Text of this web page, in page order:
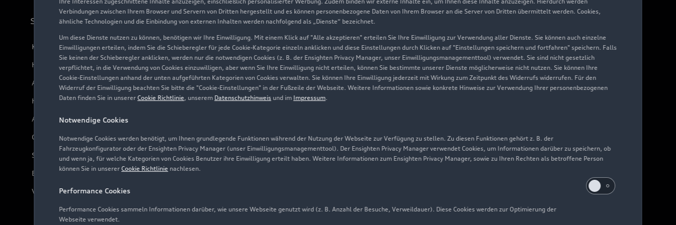
Verbindungen zwischen Ihrem Browser und Servern von Dritten hergestellt und es können personenbezogene Daten von Ihrem Browser an die Server von Dritten übermittelt werden. Cookies,
ähnliche Technologien und die Einbindung von externen Inhalten werden nachfolgend als „Dienste“ bezeichnet.
Um diese Dienste nutzen zu können, benötigen wir Ihre Einwilligung. Mit einem Klick auf "Alle akzeptieren" erteilen Sie Ihre Einwilligung zur Verwendung aller Dienste. Sie können auch einzelne
Einwilligungen erteilen, indem Sie die Schieberegler für jede Cookie-Kategorie einzeln anklicken und diese Einstellungen durch Klicken auf "Einstellungen speichern und fortfahren" speichern. Falls
Sie keinen der Schieberegler anklicken, werden nur die notwendigen Cookies (z. B. der Ensighten Privacy Manager, unser Einwilligungsmanagementtool) verwendet. Sie sind nicht gesetzlich
verpflichtet, in die Verwendung von Cookies einzuwilligen, aber wenn Sie Ihre Einwilligung nicht erteilen, können Sie bestimmte unserer Dienste möglicherweise nicht nutzen. Sie können Ihre
Cookie-Einstellungen anhand der unten aufgeführten Kategorien von Cookies verwalten. Sie können Ihre Einwilligung jederzeit mit Wirkung zum Zeitpunkt des Widerrufs widerrufen. Für den
Widerruf der Einwilligung beachten Sie bitte die "Cookie-Einstellungen" in der Fußzeile der Webseite. Weitere Informationen sowie konkrete Hinweise zur Verwendung Ihrer personenbezogenen
Daten finden Sie in unsererCookie Richtlinie, unserem Datenschutzhinweis und im Impressum.
Notwendige Cookies
Notwendige Cookies werden benötigt, um Ihnen grundlegende Funktionen während der Nutzung der Webseite zur Verfügung zu stellen. Zu diesen Funktionen gehört z. B. der
Fahrzeugkonfigurator oder der Ensighten Privacy Manager (unser Einwilligungsmanagementtool). Der Ensighten Privacy Manager verwendet Cookies, um Informationen darüber zu speichern, ob
und wenn ja, für welche Kategorien von Cookies Benutzer ihre Einwilligung erteilt haben. Weitere Informationen zum Ensighten Privacy Manager, sowie zu Ihren Rechten als betroffene Person
können Sie in unsererCookie Richtlinie nachlesen.
Performance Cookies
Performance Cookies sammeln Informationen darüber, wie unsere Webseite genutzt wird (z. B. Anzahl der Besuche, Verweildauer). Diese Cookies werden zur Optimierung der
Webseite verwendet.
Support
Kundenservice
Händlersuche
Audi Code
Häufige Fragen (FAQ)
Audi Online Beratung
Online-Terminvereinbarung
Servicekontakt
Bordbuch & Bedienungsanleitungen
Verträge kündigen
Über Audi
Unternehmen
Karriere
Investor Relations
Presse & Media Center
Audi erleben
Newsletter